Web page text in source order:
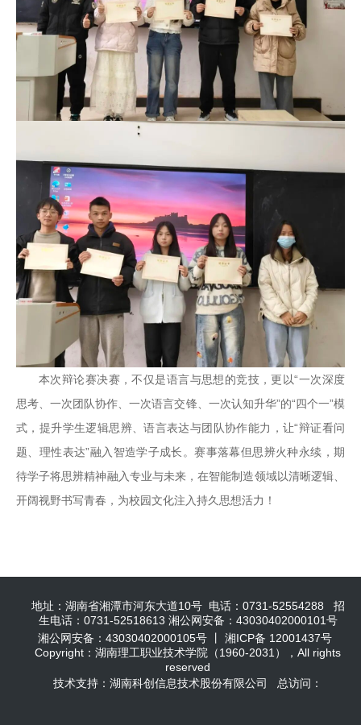
本次辩论赛决赛，不仅是语言与思想的竞技，更以“一次深度
思考、一次团队协作、一次语言交锋、一次认知升华”的“四个一”模
式，提升学生逻辑思辨、语言表达与团队协作能力，让“辩证看问
题、理性表达”融入智造学子成长。赛事落幕但思辨火种永续，期
待学子将思辨精神融入专业与未来，在智能制造领域以清晰逻辑、
开阔视野书写青春，为校园文化注入持久思想活力！
地址：湖南省湘潭市河东大道10号 电话：0731-52554288 招
生电话：0731-52518613 湘公网安备：43030402000101号
湘公网安备：43030402000105号 丨 湘ICP备 12001437号
Copyright：湖南理工职业技术学院（1960-2031），All rights
reserved
技术支持：湖南科创信息技术股份有限公司 总访问：